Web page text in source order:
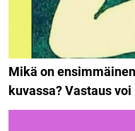
Mikä on
kuvassa? Vastaus